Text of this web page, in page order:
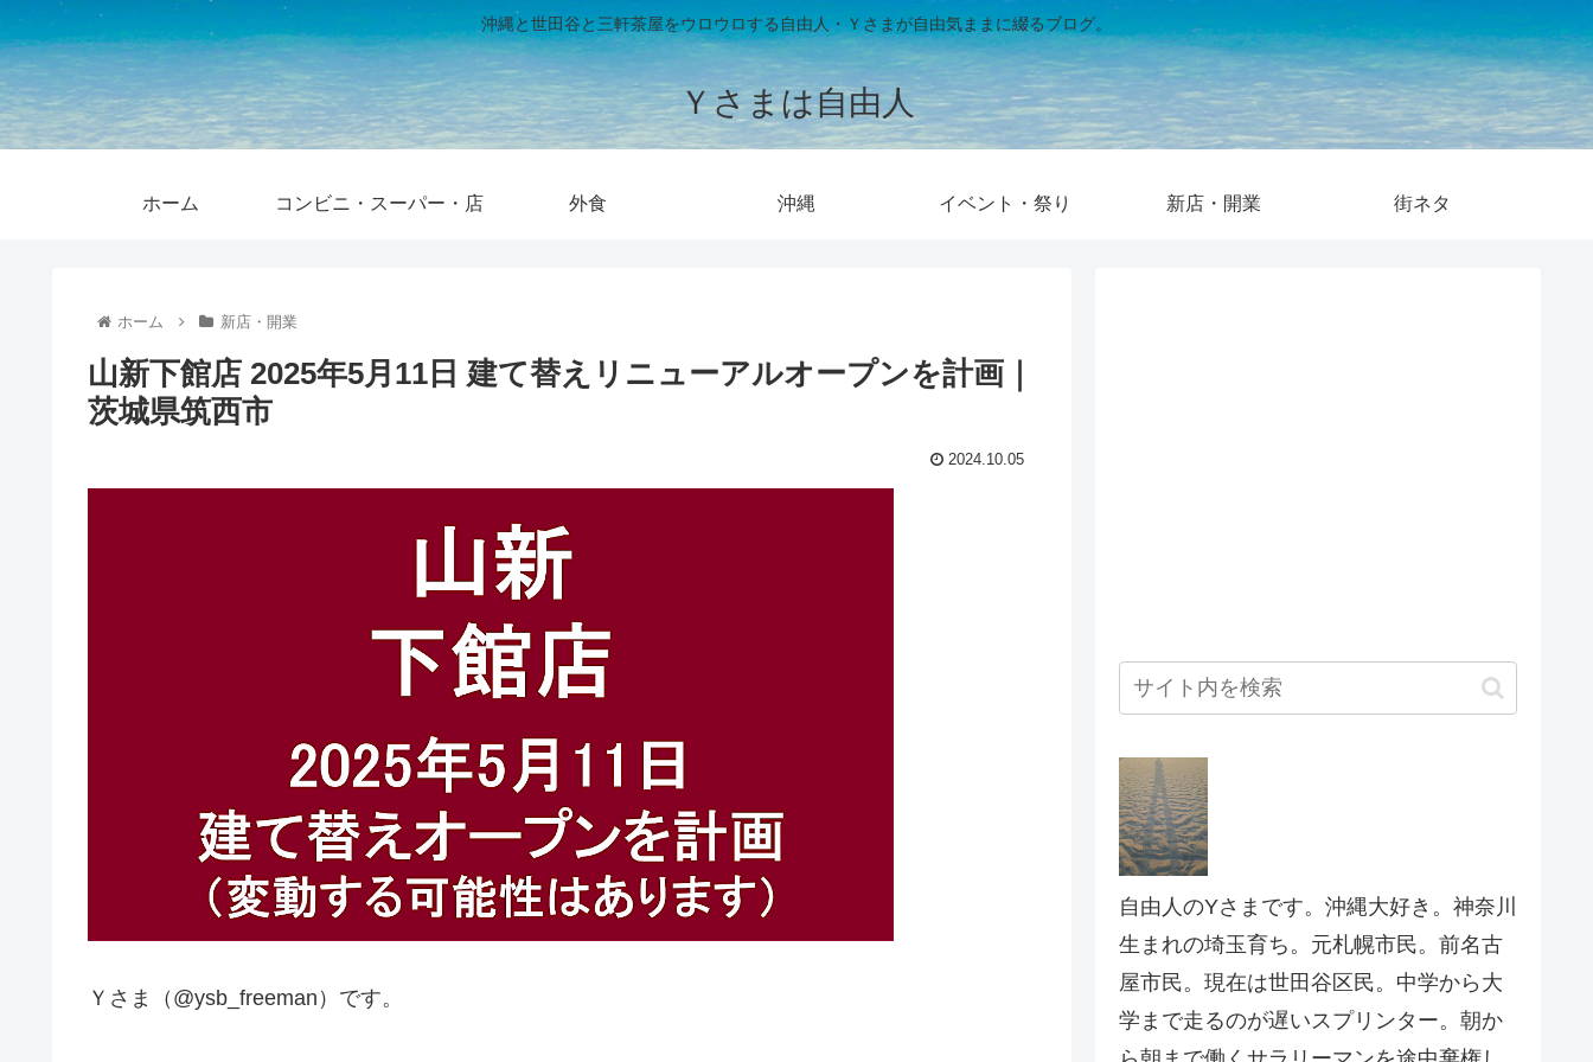
沖縄と世田谷と三軒茶屋をウロウロする自由人・Ｙさまが自由気ままに綴るブログ。
Ｙさまは自由人
ホーム コンビニ・スーパー・店 外食 沖縄 イベント・祭り 新店・開業 街ネタ
ホーム 新店・開業
山新下館店 2025年5月11日 建て替えリニューアルオープンを計画｜
茨城県筑西市
2024.10.05
Ｙさま（@ysb_freeman）です。
自由人のYさまです。沖縄大好き。神奈川
生まれの埼玉育ち。元札幌市民。前名古
屋市民。現在は世田谷区民。中学から大
学まで走るのが遅いスプリンター。朝か